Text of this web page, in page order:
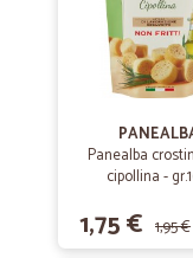
Panealba
cipollina -
1,75 € 1,95 €